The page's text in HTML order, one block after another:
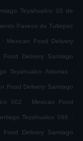
Teyahualco 10 de
Paseos de Tultepec
. Mexican Food Delivery
Food Delivery Santiago
Teyahualco Asturias .
Food Delivery Santiago
002 . Mexican Food
Teyahualco 066 .
Food Delivery Santiago